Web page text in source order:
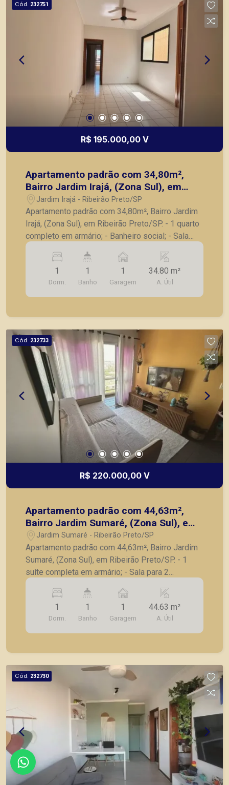
Cód. 232751
R$ 195.000,00 V
Apartamento padrão com 34,80m²,
Bairro Jardim Irajá, (Zona Sul), em
Ribeirão Preto/SP.
Jardim Irajá - Ribeirão Preto/SP
Apartamento padrão com 34,80m², Bairro Jardim
Irajá, (Zona Sul), em Ribeirão Preto/SP. - 1 quarto
completo em armário; - Banheiro social; - Sala
para 2 ambientes; - Cozinha com armário; -
Lavanderia; - Sacada; - 1 vaga de garagem.
Também temos imóveis no Nova Aliança, City
Ribeirão, casas e apartamentos próximos a
mercados, farmácias, escolas, além de pontos
1
Dorm.
1
Banho
1
Garagem
34.80 m²
A. Útil
Cód. 232733
R$ 220.000,00 V
Apartamento padrão com 44,63m²,
Bairro Jardim Sumaré, (Zona Sul), em
Ribeirão Preto/SP.
Jardim Sumaré - Ribeirão Preto/SP
Apartamento padrão com 44,63m², Bairro Jardim
Sumaré, (Zona Sul), em Ribeirão Preto/SP. - 1
suíte completa em armário; - Sala para 2
ambientes; - Cozinha com armários; - Lavanderia;
- Sacada; - 1 vaga de garagem. Também temos
imóveis no Nova Aliança, City Ribeirão, casas e
apartamentos próximos a mercados, farmácias,
escolas, além de pontos comerciais localizados
1
Dorm.
1
Banho
1
Garagem
44.63 m²
A. Útil
Cód. 232730